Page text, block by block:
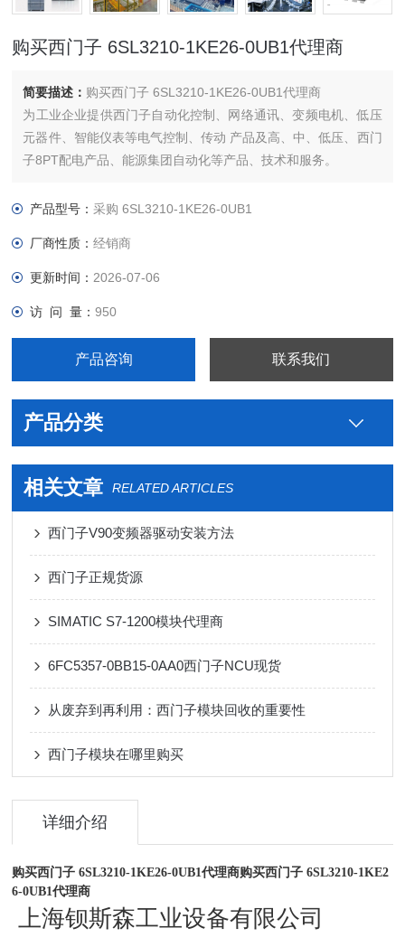
购买西门子 6SL3210-1KE26-0UB1代理商
简要描述： 购买西门子 6SL3210-1KE26-0UB1代理商
为工业企业提供西门子自动化控制、网络通讯、变频电机、低压
元器件、智能仪表等电气控制、传动 产品及高、中、低压、西门
子8PT配电产品、能源集团自动化等产品、技术和服务。
自动化控制、网络通讯、变频电机、低压元器件、智能仪表等电
产品型号： 采购 6SL3210-1KE26-0UB1
厂商性质：经销商
更新时间： 2026-07-06
访 问 量：950
产品咨询 联系我们
产品分类
相关文章 RELATED ARTICLES
西门子V90变频器驱动安装方法
西门子正规货源
SIMATIC S7-1200模块代理商
6FC5357-0BB15-0AA0西门子NCU现货
从废弃到再利用：西门子模块回收的重要性
西门子模块在哪里购买
详细介绍
购买西门子 6SL3210-1KE26-0UB1代理商购买西门子 6SL3210-1KE2
6-0UB1代理商
上海钡斯森工业设备有限公司